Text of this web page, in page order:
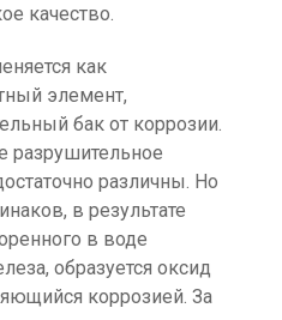
качество.
как
элемент,
бак от коррозии.
различны. Но
в результате
в воде
образуется оксид
коррозией. За